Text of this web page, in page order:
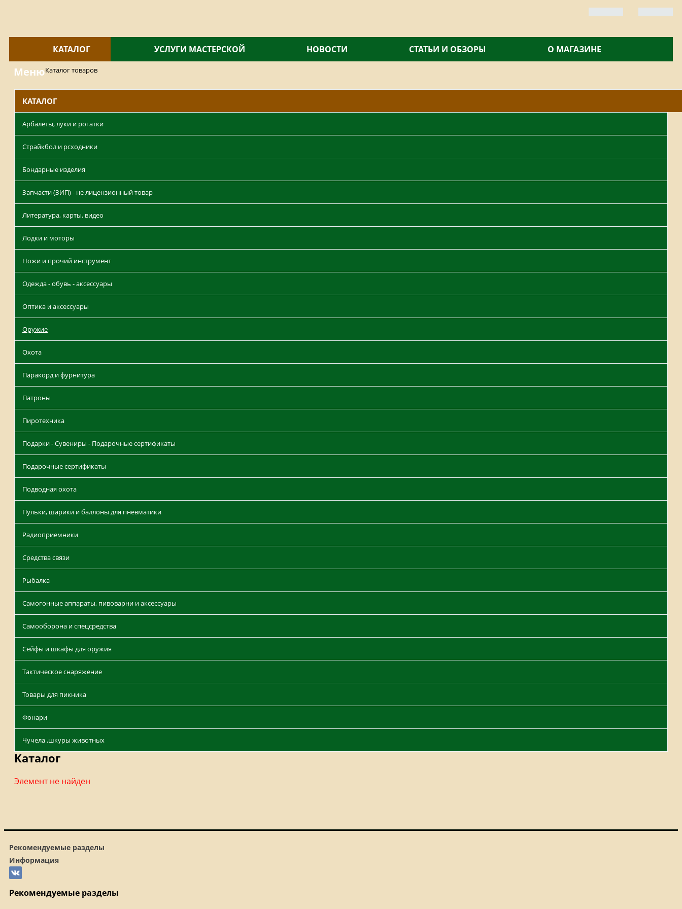
КАТАЛОГ УСЛУГИ МАСТЕРСКОЙ НОВОСТИ СТАТЬИ И ОБЗОРЫ О МАГАЗИНЕ
МенюКаталог товаров
КАТАЛОГ
Арбалеты, луки и рогатки
Страйкбол и рсходники
Бондарные изделия
Запчасти (ЗИП) - не лицензионный товар
Литература, карты, видео
Лодки и моторы
Ножи и прочий инструмент
Одежда - обувь - аксессуары
Оптика и аксессуары
Оружие
Охота
Паракорд и фурнитура
Патроны
Пиротехника
Подарки - Сувениры - Подарочные сертификаты
Подарочные сертификаты
Подводная охота
Пульки, шарики и баллоны для пневматики
Радиоприемники
Средства связи
Рыбалка
Самогонные аппараты, пивоварни и аксессуары
Самооборона и спецсредства
Сейфы и шкафы для оружия
Тактическое снаряжение
Товары для пикника
Фонари
Чучела ,шкуры животных
Каталог
Элемент не найден
Рекомендуемые разделы
Информация
Рекомендуемые разделы